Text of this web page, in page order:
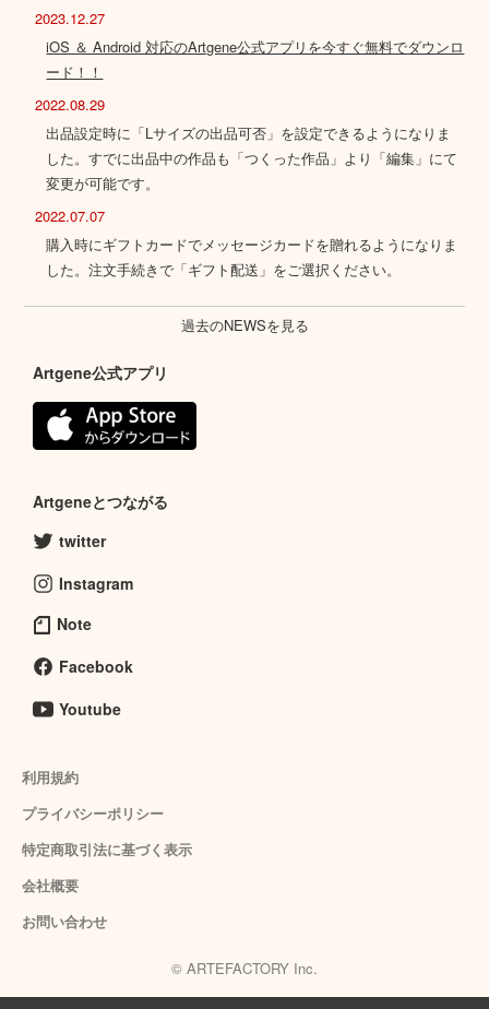
2023.12.27
iOS ＆ Android 対応のArtgene公式アプリを今すぐ無料でダウンロ
ード！！
2022.08.29
出品設定時に「Lサイズの出品可否」を設定できるようになりま
した。すでに出品中の作品も「つくった作品」より「編集」にて
変更が可能です。
2022.07.07
購入時にギフトカードでメッセージカードを贈れるようになりま
した。注文手続きで「ギフト配送」をご選択ください。
過去のNEWSを見る
Artgene公式アプリ
Artgeneとつながる
twitter
Instagram
Note
Facebook
Youtube
利用規約
プライバシーポリシー
特定商取引法に基づく表示
会社概要
お問い合わせ
© ARTEFACTORY Inc.